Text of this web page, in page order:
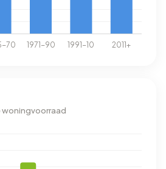
woningvoorraad